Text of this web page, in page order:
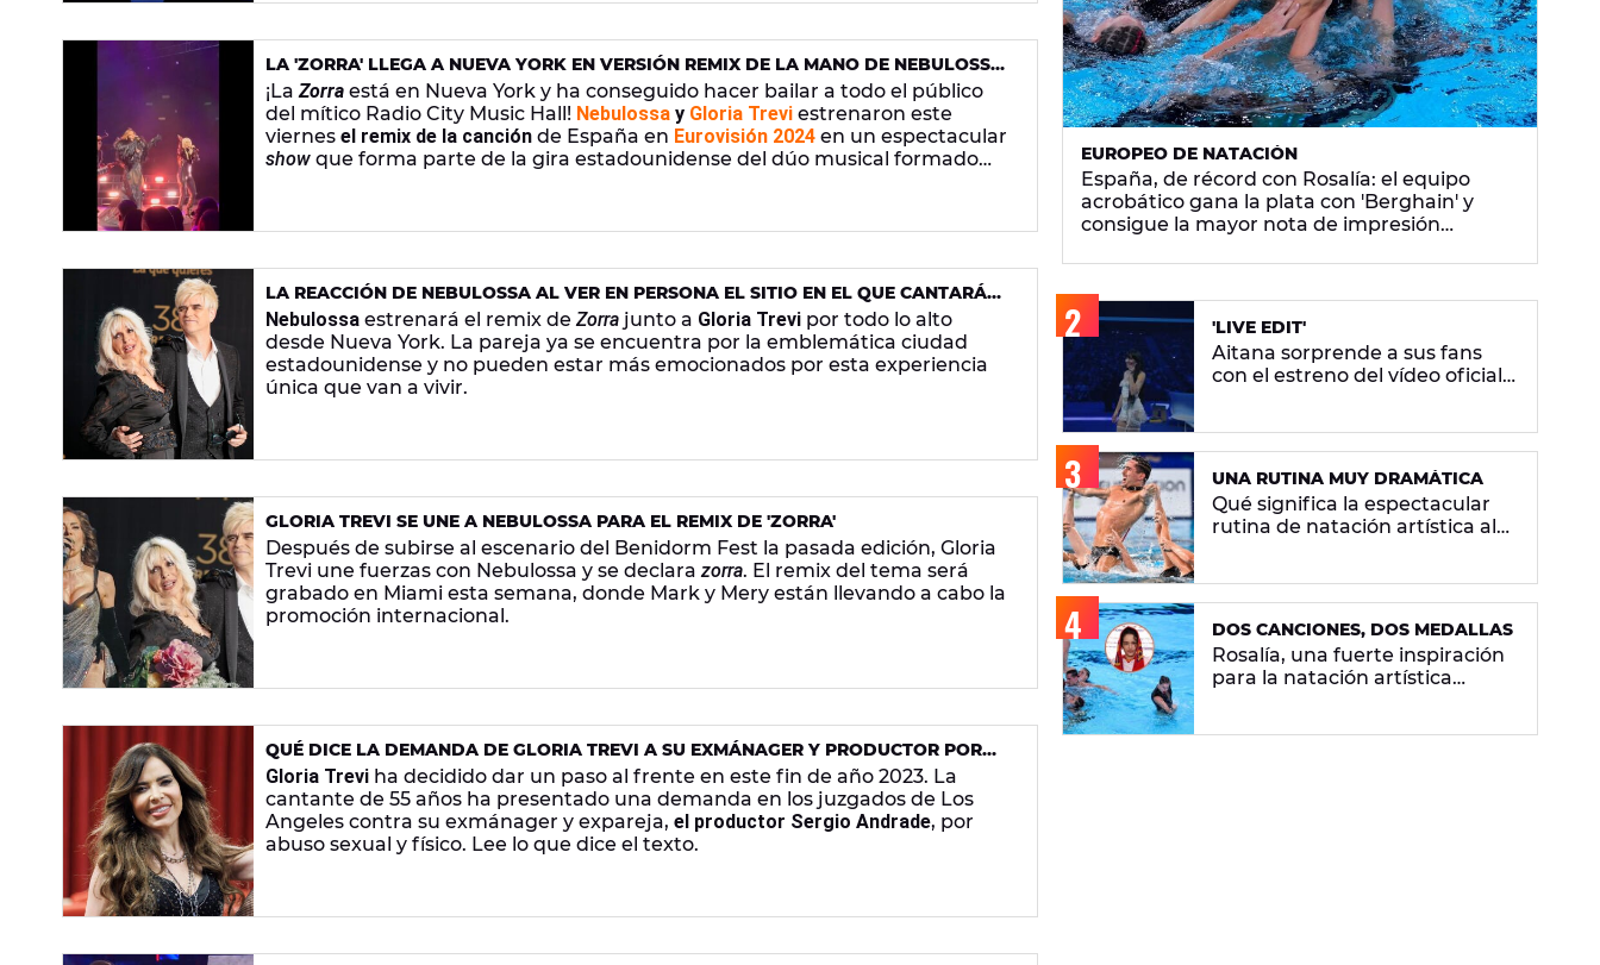
LA 'ZORRA' LLEGA A NUEVA YORK EN VERSIÓN REMIX DE LA MANO DE NEBULOSSA
Y GLORIA TREVI
¡LaZorra está en Nueva York y ha conseguido hacer bailar a todo el público
del mítico Radio City Music Hall! Nebulossa y Gloria Trevi estrenaron este
viernes el remix de la canción de España en Eurovisión 2024 en un espectacular
show que forma parte de la gira estadounidense del dúo musical formado
LA REACCIÓN DE NEBULOSSA AL VER EN PERSONA EL SITIO EN EL QUE CANTARÁN
EL REMIX DE 'ZORRA' CON GLORIA TREVI EN NUEVA YORK
Nebulossa estrenará el remix deZorra junto a Gloria Trevi por todo lo alto
desde Nueva York. La pareja ya se encuentra por la emblemática ciudad
estadounidense y no pueden estar más emocionados por esta experiencia
única que van a vivir.
GLORIA TREVI SE UNE A NEBULOSSA PARA EL REMIX DE 'ZORRA'
Después de subirse al escenario del Benidorm Fest la pasada edición, Gloria
Trevi une fuerzas con Nebulossa y se declarazorra. El remix del tema será
grabado en Miami esta semana, donde Mark y Mery están llevando a cabo la
promoción internacional.
QUÉ DICE LA DEMANDA DE GLORIA TREVI A SU EXMÁNAGER Y PRODUCTOR POR
ABUSO SEXUAL Y FÍSICO
Gloria Trevi ha decidido dar un paso al frente en este fin de año 2023. La
cantante de 55 años ha presentado una demanda en los juzgados de Los
Angeles contra su exmánager y expareja, el productor Sergio Andrade, por
abuso sexual y físico. Lee lo que dice el texto.
EUROPEO DE NATACIÓN
España, de récord con Rosalía: el equipo
acrobático gana la plata con 'Berghain' y
consigue la mayor nota de impresión
'LIVE EDIT'
Aitana sorprende a sus fans
con el estreno del vídeo oficial
UNA RUTINA MUY DRAMÁTICA
Qué significa la espectacular
rutina de natación artística al
DOS CANCIONES, DOS MEDALLAS
Rosalía, una fuerte inspiración
para la natación artística